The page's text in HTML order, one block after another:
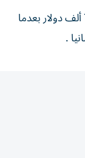
النتيجة منحت أحد المراهنين 4 ملايين و702 ألف دولار بعدما